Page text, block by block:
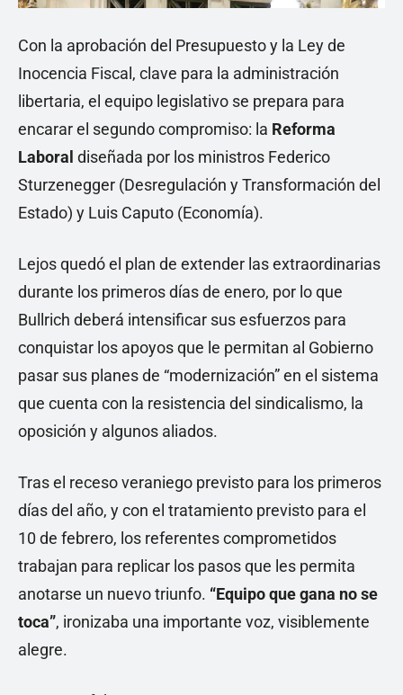
Con la aprobación del Presupuesto y la Ley de
Inocencia Fiscal, clave para la administración
libertaria, el equipo legislativo se prepara para
encarar el segundo compromiso: la Reforma
Laboral diseñada por los ministros Federico
Sturzenegger (Desregulación y Transformación del
Estado) y Luis Caputo (Economía).
Lejos quedó el plan de extender las extraordinarias
durante los primeros días de enero, por lo que
Bullrich deberá intensificar sus esfuerzos para
conquistar los apoyos que le permitan al Gobierno
pasar sus planes de “modernización” en el sistema
que cuenta con la resistencia del sindicalismo, la
oposición y algunos aliados.
Tras el receso veraniego previsto para los primeros
días del año, y con el tratamiento previsto para el
10 de febrero, los referentes comprometidos
trabajan para replicar los pasos que les permita
anotarse un nuevo triunfo. “Equipo que gana no se
toca”, ironizaba una importante voz, visiblemente
alegre.